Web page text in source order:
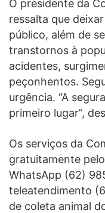
O presidente da
ressalta que
público, além de
transtornos à
acidentes,
peçonhentos.
urgência. “A
primeiro lugar”,
Os serviços da
gratuitamente
WhatsApp (62)
teleatendimento
de coleta animal